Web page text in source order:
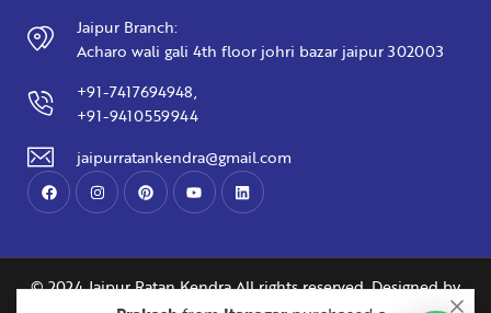
Jaipur Branch:
Acharo wali gali 4th floor johri bazar jaipur 302003
+91-7417694948,
+91-9410559944
jaipurratankendra@gmail.com
© 2024 Jaipur Ratan Kendra All rights reserved. Designed by